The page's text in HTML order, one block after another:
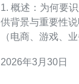
1. 概述：为何要
供背景与重要性
（电商、游戏、
书、CDN、DDoS
2026年3月30日